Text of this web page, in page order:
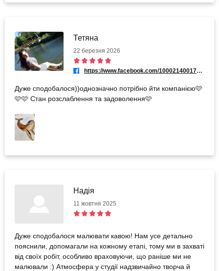
Тетяна
22 березня 2026
https://www.facebook.com/100021400170876
Дуже сподобалося))однозначно потрібно йти компанією🩷
🩷🩷 Стан розслаблення та задоволення🩷
Надія
11 жовтня 2025
Дуже сподобалося малювати кавою! Нам усе детально
пояснили, допомагали на кожному етапі, тому ми в захваті
від своїх робіт, особливо враховуючи, що раніше ми не
малювали :) Атмосфера у студії надзвичайно творча й